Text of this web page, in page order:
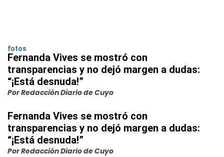
fotos
Fernanda Vives se mostró con
transparencias y no dejó margen a dudas:
“¡Está desnuda!”
Por Redacción Diario de Cuyo
Fernanda Vives se mostró con
transparencias y no dejó margen a dudas:
“¡Está desnuda!”
Por Redacción Diario de Cuyo